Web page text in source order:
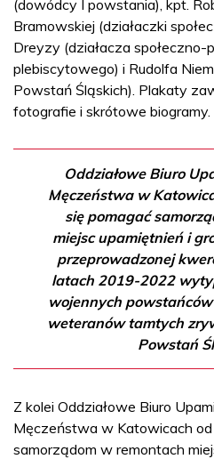
(dowódcy I powstania), kpt.
Bramowskiej (działaczki
Dreyzy (działacza społeczno-
plebiscytowego) i Rudolfa
Powstań Śląskich). Plakaty
fotografie i skrótowe biogramy.
Oddziałowe Biuro
Męczeństwa w
się pomagać
miejsc upamiętnień i
przeprowadzonej
latach 2019-2022
wojennych
weteranów tamtych
Powstań
Z kolei Oddziałowe Biuro
Męczeństwa w Katowicach od
samorządom w remontach